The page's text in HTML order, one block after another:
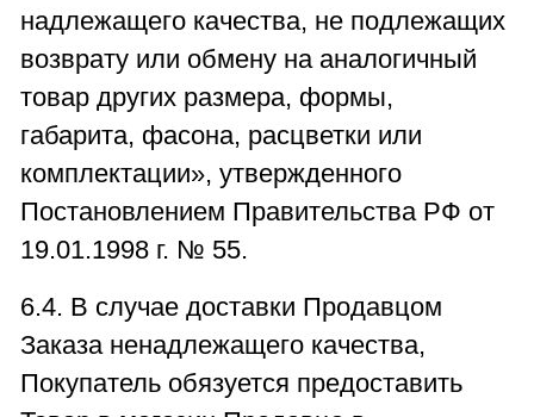
надлежащего качества, не подлежащих
возврату или обмену на аналогичный
товар других размера, формы,
габарита, фасона, расцветки или
комплектации», утвержденного
Постановлением Правительства РФ от
19.01.1998 г. № 55.
6.4. В случае доставки Продавцом
Заказа ненадлежащего качества,
Покупатель обязуется предоставить